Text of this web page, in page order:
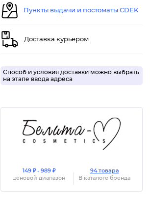
Пункты выдачи и постоматы CDEK
Доставка курьером
Способ и условия доставки можно выбрать
на этапе ввода адреса
149 ₽ - 989 ₽
ценовой диапазон
94 товара
В каталоге бренда